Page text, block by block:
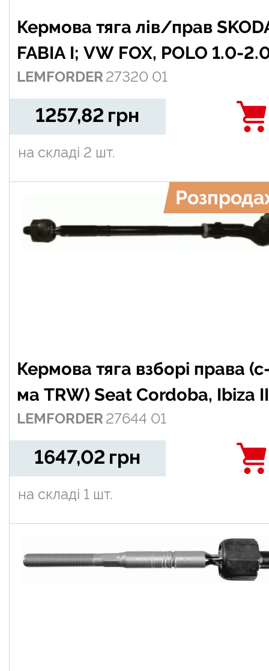
Кермова тяга лів/прав
FABIA I; VW FOX, POLO 1.0-
07.99-12.11
LEMFORDER 27320 01
1257,82 грн
на складі 2 шт.
Кермова тяга взборi права
ма TRW) Seat Cordoba, Ibiza
Skoda Fabia I, Fabia II,
Roomster Praktik; VW Polo
2.0 08.99-05.15
LEMFORDER27644 01
1647,02 грн
на складі 1 шт.